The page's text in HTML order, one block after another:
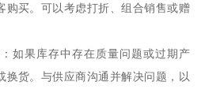
购买。可以考虑打折、组合销售或赠
如果库存中存在质量问题或过期产
换货。与供应商沟通并解决问题，以